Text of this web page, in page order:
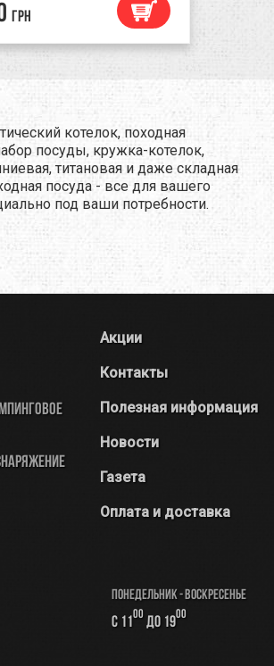
грн
котелок, походная
посуды, кружка-котелок,
титановая и даже складная
посуда - все для вашего
под ваши потребности.
Акции
Контакты
Полезная информация
Новости
Газета
Оплата и доставка
Понедельник - Воскресенье
с 1100 до 1900